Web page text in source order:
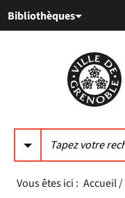
au
auBibliothèques
Vous êtes ici : Accueil/